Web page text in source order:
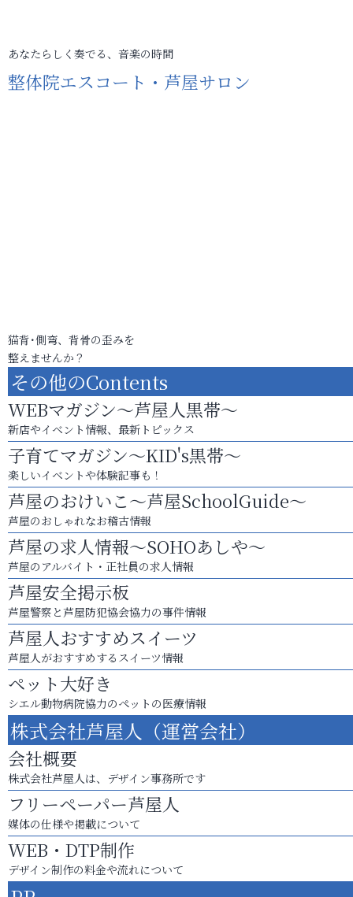
あなたらしく奏でる、音楽の時間
整体院エスコート・芦屋サロン
猫背･側弯、背骨の歪みを
整えませんか？
その他のContents
WEBマガジン～芦屋人黒帯～
新店やイベント情報、最新トピックス
子育てマガジン～KID's黒帯～
楽しいイベントや体験記事も！
芦屋のおけいこ～芦屋SchoolGuide～
芦屋のおしゃれなお稽古情報
芦屋の求人情報～SOHOあしや～
芦屋のアルバイト・正社員の求人情報
芦屋安全掲示板
芦屋警察と芦屋防犯協会協力の事件情報
芦屋人おすすめスイーツ
芦屋人がおすすめするスイーツ情報
ペット大好き
シエル動物病院協力のペットの医療情報
株式会社芦屋人（運営会社）
会社概要
株式会社芦屋人は、デザイン事務所です
フリーペーパー芦屋人
媒体の仕様や掲載について
WEB・DTP制作
デザイン制作の料金や流れについて